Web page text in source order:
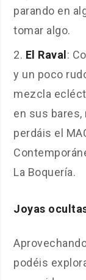
parando en
tomar algo.
El Raval :
y un poco
mezcla
en sus
perdáis el
La Boquería.
Joyas
podéis